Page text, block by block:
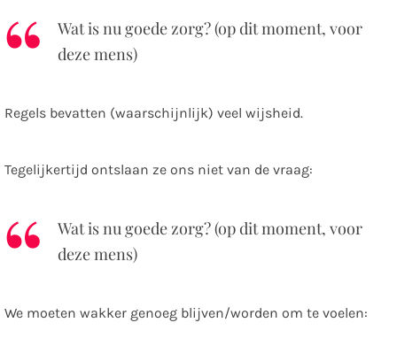
Wat is nu goede zorg? (op dit moment, voor
deze mens)
Regels bevatten (waarschijnlijk) veel wijsheid.
Tegelijkertijd ontslaan ze ons niet van de vraag:
Wat is nu goede zorg? (op dit moment, voor
deze mens)
We moeten wakker genoeg blijven/worden om te voelen: